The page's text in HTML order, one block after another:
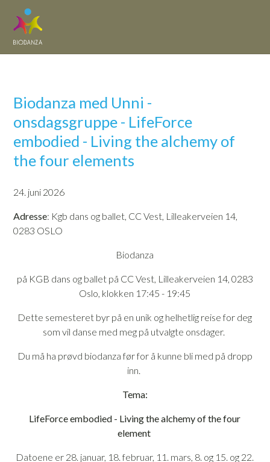
Biodanza med Unni -
onsdagsgruppe - LifeForce
embodied - Living the alchemy of
the four elements
24. juni 2026
Adresse: Kgb dans og ballet, CC Vest, Lilleakerveien 14,
0283 OSLO
Biodanza
på KGB dans og ballet på CC Vest, Lilleakerveien 14, 0283
Oslo, klokken 17:45 - 19:45
Dette semesteret byr på en unik og helhetlig reise for deg
som vil danse med meg på utvalgte onsdager.
Du må ha prøvd biodanza før for å kunne bli med på dropp
inn.
Tema:
LifeForce embodied - Living the alchemy of the four
element
Datoene er 28. januar, 18. februar, 11. mars, 8. og 15. og 22.